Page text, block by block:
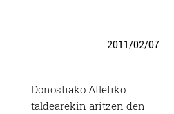
2011/02/07
Donostiako Atletiko
taldearekin aritzen den